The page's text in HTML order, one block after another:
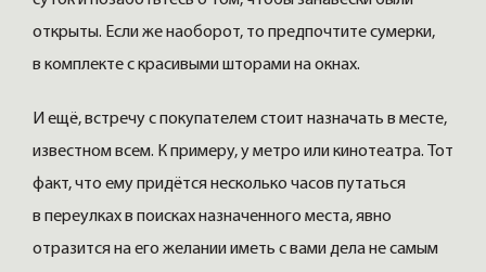
открыты. Если же наоборот, то предпочтите сумерки,
в комплекте с красивыми шторами на окнах.
И ещё, встречу с покупателем стоит назначать в месте,
известном всем. К примеру, у метро или кинотеатра. Тот
факт, что ему придётся несколько часов путаться
в переулках в поисках назначенного места, явно
отразится на его желании иметь с вами дела не самым